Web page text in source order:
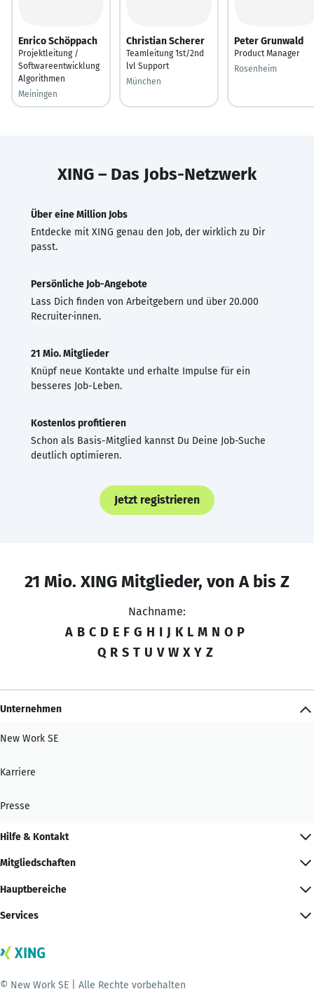
Enrico Schöppach
Projektleitung /
Softwareentwicklung
Algorithmen
Meiningen
Christian Scherer
Teamleitung 1st/2nd
lvl Support
München
Peter Grunwald
Product Manager
Rosenheim
XING – Das Jobs-Netzwerk
Über eine Million Jobs
Entdecke mit XING genau den Job, der wirklich zu Dir
passt.
Persönliche Job-Angebote
Lass Dich finden von Arbeitgebern und über 20.000
Recruiter·innen.
21 Mio. Mitglieder
Knüpf neue Kontakte und erhalte Impulse für ein
besseres Job-Leben.
Kostenlos profitieren
Schon als Basis-Mitglied kannst Du Deine Job-Suche
deutlich optimieren.
Jetzt registrieren
21 Mio. XING Mitglieder, von A bis Z
Nachname:
A B C D E F G H I J K L M N O P
Q R S T U V W X Y Z
Unternehmen
New Work SE
Karriere
Presse
Hilfe & Kontakt
Mitgliedschaften
Hauptbereiche
Services
© New Work SE | Alle Rechte vorbehalten